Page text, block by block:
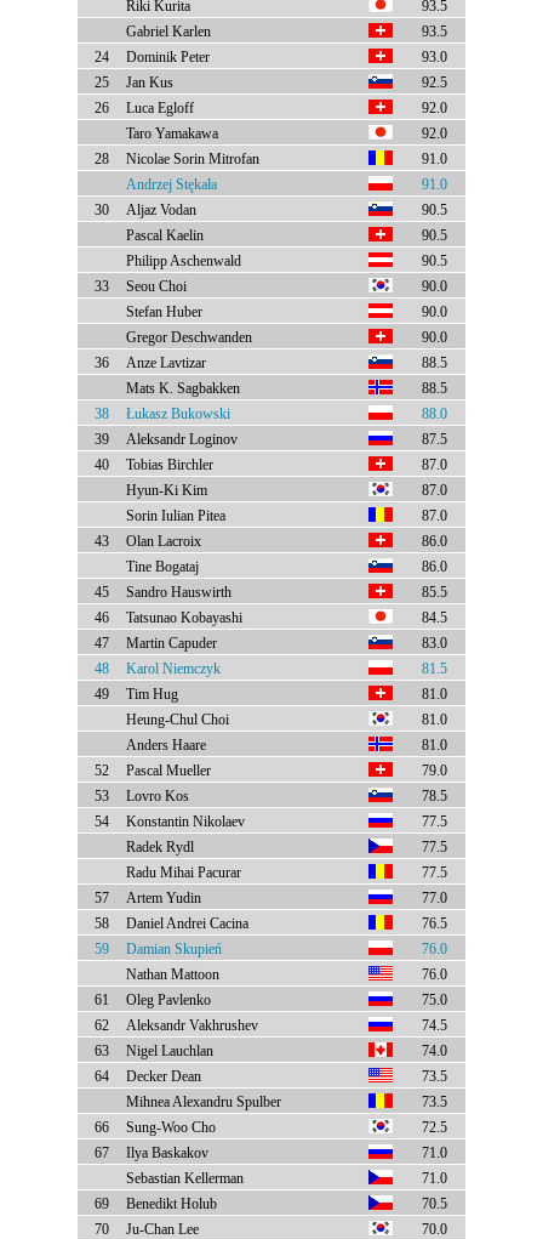
Riki Kurita
93.5
Gabriel Karlen
93.5
24
Dominik Peter
93.0
25
Jan Kus
92.5
26
Luca Egloff
92.0
Taro Yamakawa
92.0
28
Nicolae Sorin Mitrofan
91.0
Andrzej Stękała
91.0
30
Aljaz Vodan
90.5
Pascal Kaelin
90.5
Philipp Aschenwald
90.5
33
Seou Choi
90.0
Stefan Huber
90.0
Gregor Deschwanden
90.0
36
Anze Lavtizar
88.5
Mats K. Sagbakken
88.5
38
Łukasz Bukowski
88.0
39
Aleksandr Loginov
87.5
40
Tobias Birchler
87.0
Hyun-Ki Kim
87.0
Sorin Iulian Pitea
87.0
43
Olan Lacroix
86.0
Tine Bogataj
86.0
45
Sandro Hauswirth
85.5
46
Tatsunao Kobayashi
84.5
47
Martin Capuder
83.0
48
Karol Niemczyk
81.5
49
Tim Hug
81.0
Heung-Chul Choi
81.0
Anders Haare
81.0
52
Pascal Mueller
79.0
53
Lovro Kos
78.5
54
Konstantin Nikolaev
77.5
Radek Rydl
77.5
Radu Mihai Pacurar
77.5
57
Artem Yudin
77.0
58
Daniel Andrei Cacina
76.5
59
Damian Skupień
76.0
Nathan Mattoon
76.0
61
Oleg Pavlenko
75.0
62
Aleksandr Vakhrushev
74.5
63
Nigel Lauchlan
74.0
64
Decker Dean
73.5
Mihnea Alexandru Spulber
73.5
66
Sung-Woo Cho
72.5
67
Ilya Baskakov
71.0
Sebastian Kellerman
71.0
69
Benedikt Holub
70.5
70
Ju-Chan Lee
70.0